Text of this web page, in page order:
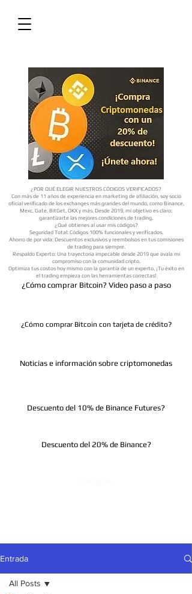
¿Cómo comprar Bitcoin? Video paso a paso
¿Cómo comprar Bitcoin con tarjeta de crédito?
Noticias e información sobre criptomonedas
Descuento del 20% de Binance?
Descuento del 10% de Binance Futures?
¿POR QUÉ ELEGIR NUESTROS CÓDIGOS VERIFICADOS?
Con más de 11 años de experiencia en marketing de afiliación, soy socio
oficial verificado de los exchanges más grandes del mundo, como Binance,
Mexc, Gate, BitGet, OKX y más. Desde 2019, mi objetivo es claro:
garantizarte las mejores condiciones de trading.
¿Qué obtienes al usar mis códigos?
Seguridad Total: Códigos 100% funcionales y verificados.
Ahorro de por vida: Descuentos exclusivos y reembolsos en tus comisiones
de trading para siempre.
Respaldo Experto: Una trayectoria impecable desde 2019 que avala mi
compromiso con la comunidad cripto.
Optimiza tus costos hoy mismo con la garantía de un experto. ¡Tu éxito en
el trading empieza con las herramientas correctas!
Entrada
All Posts